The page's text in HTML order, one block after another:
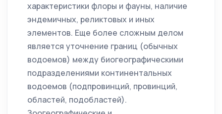
характеристики флоры и фауны, наличие
эндемичных, реликтовых и иных
элементов. Еще более сложным делом
является уточнение границ (обычных
водоемов) между биогеографическими
подразделениями континентальных
водоемов (подпровинций, провинций,
областей, подобластей).